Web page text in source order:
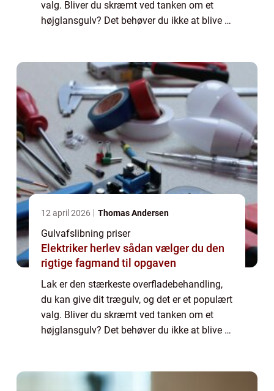
valg. Bliver du skræmt ved tanken om et
højglansgulv? Det behøver du ikke at blive –
12 april 2026 Thomas Andersen
Gulvafslibning priser
Elektriker herlev sådan vælger du den
rigtige fagmand til opgaven
Lak er den stærkeste overfladebehandling,
du kan give dit trægulv, og det er et populært
valg. Bliver du skræmt ved tanken om et
højglansgulv? Det behøver du ikke at blive –